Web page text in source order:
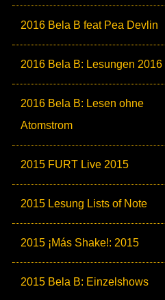
2016 Bela B feat Pea Devlin
2016 Bela B: Lesungen 2016
2016 Bela B: Lesen ohne
Atomstrom
2015 FURT Live 2015
2015 Lesung Lists of Note
2015 ¡Más Shake!: 2015
2015 Bela B: Einzelshows